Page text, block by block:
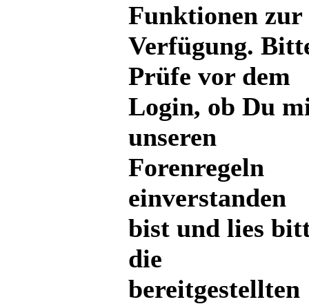
Funktionen zur
Verfügung.
Prüfe vor dem
Login, ob Du
unseren
Forenregeln
einverstanden
bist und lies
die
bereitgestellten